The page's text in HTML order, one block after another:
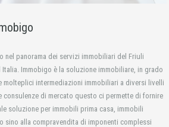
nel panorama dei servizi immobiliari del Friuli
Immobigo è la soluzione immobiliare, in grado
molteplici intermediazioni immobiliari a diversi livelli
consulenze di mercato questo ci permette di fornire
soluzione per immobili prima casa, immobili
sino alla compravendita di imponenti complessi